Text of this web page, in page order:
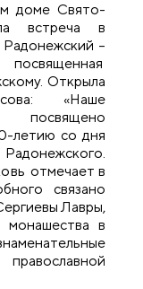
доме Свято-
встреча в
Радонежский –
Открыла
«Наше
посвящено
летию со дня
отмечает в
связано
Лавры,
монашества в